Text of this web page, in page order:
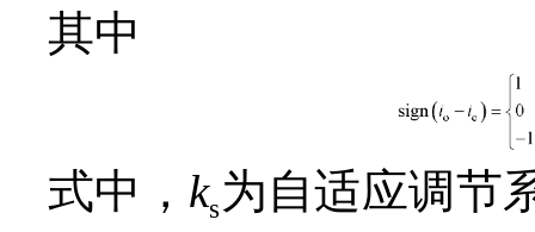
其中
式中， ks为自适应调节